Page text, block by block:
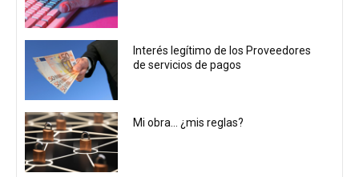
Interés legítimo de los Proveedores
de servicios de pagos
Mi obra… ¿mis reglas?